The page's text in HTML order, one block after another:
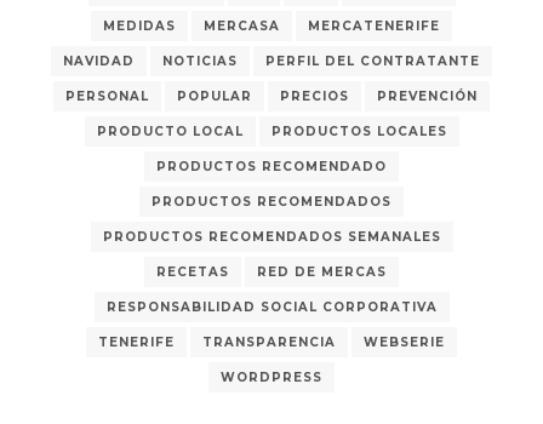
MEDIDAS MERCASA MERCATENERIFE
NAVIDAD NOTICIAS PERFIL DEL CONTRATANTE
PERSONAL POPULAR PRECIOS PREVENCIÓN
PRODUCTO LOCAL PRODUCTOS LOCALES
PRODUCTOS RECOMENDADO
PRODUCTOS RECOMENDADOS
PRODUCTOS RECOMENDADOS SEMANALES
RECETAS RED DE MERCAS
RESPONSABILIDAD SOCIAL CORPORATIVA
TENERIFE TRANSPARENCIA WEBSERIE
WORDPRESS